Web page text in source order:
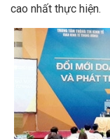
cao nhất thực hiện.